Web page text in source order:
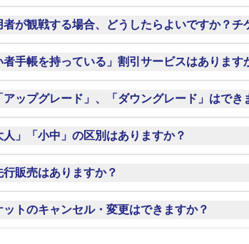
よって、試合当日ホームゲーム会場で販売す
入の場合は、現地手数料が別途必要となります
購入ください。
が観戦する場合、どうしたらよいですか？チ
要となります。事前に「セレチケ」（Jリーグ
、ご本人1名+付き添い1名のご入場が可能です
をご確認ください。
者手帳を持っている」割引サービスはあります
手帳・療育手帳・精神障がい者保健福祉手帳
併用はできません（まいセレ・車いす席・優
ップグレード」、「ダウングレード」はでき
ダウングレード：対応していません。
」「小中」の区別はありますか？
券は、中学3年生(15歳)以下の方がご利用い
販売はありますか？
公式ファンクラブSAKURA SOCIO先行販売をご
ブへのご入会をご検討ください。
トのキャンセル・変更はできますか？